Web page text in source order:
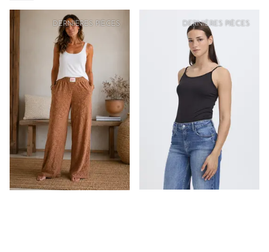
PRIX DOUX
DERNIÈRES PIÈCES DERNIÈRES PIÈCES